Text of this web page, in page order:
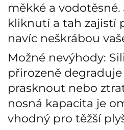
měkké a
kliknutí a tah zajistí
navíc neškrábou
Možné nevýhody:
přirozeně
prasknout nebo
nosná kapacita je
vhodný pro těžší